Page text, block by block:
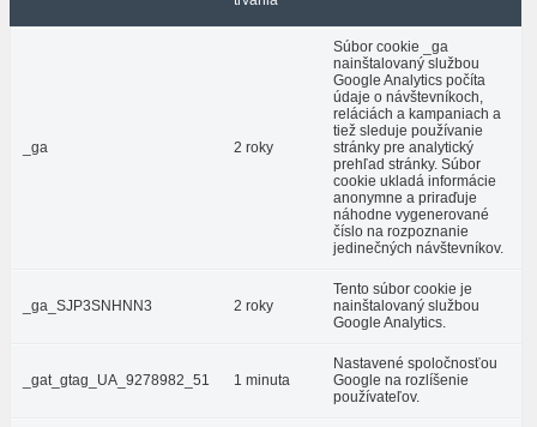
_ga 2 roky
Súbor cookie _ga
nainštalovaný službou
Google Analytics počíta
údaje o návštevníkoch,
reláciách a kampaniach a
tiež sleduje používanie
stránky pre analytický
prehľad stránky. Súbor
cookie ukladá informácie
anonymne a priraďuje
náhodne vygenerované
číslo na rozpoznanie
jedinečných návštevníkov.
_ga_SJP3SNHNN3 2 roky
Tento súbor cookie je
nainštalovaný službou
Google Analytics.
_gat_gtag_UA_9278982_51 1 minuta
Nastavené spoločnosťou
Google na rozlíšenie
používateľov.